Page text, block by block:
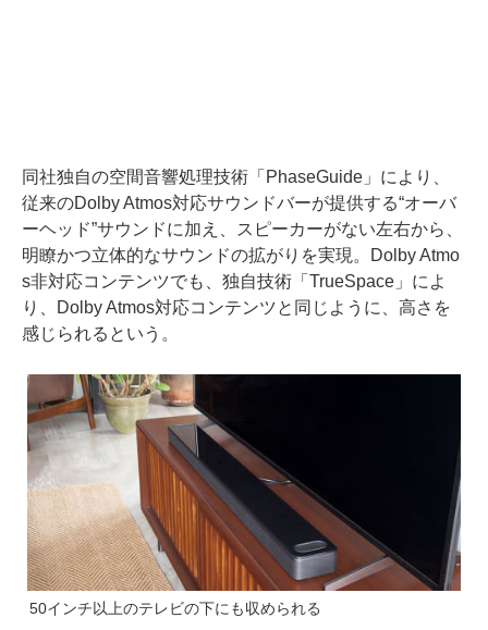
同社独自の空間音響処理技術「PhaseGuide」により、
従来のDolby Atmos対応サウンドバーが提供する“オーバ
ーヘッド”サウンドに加え、スピーカーがない左右から、
明瞭かつ立体的なサウンドの拡がりを実現。Dolby Atmo
s非対応コンテンツでも、独自技術「TrueSpace」によ
り、Dolby Atmos対応コンテンツと同じように、高さを
感じられるという。
50インチ以上のテレビの下にも収められる